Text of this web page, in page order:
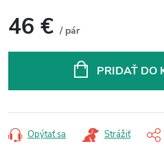
46 € / pár
PRIDAŤ DO
Opýtať sa Strážiť